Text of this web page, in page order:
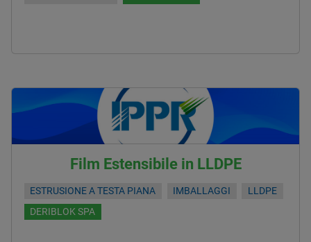
Film Estensibile in LLDPE
ESTRUSIONE A TESTA PIANA IMBALLAGGI
LLDPE
DERIBLOK SPA